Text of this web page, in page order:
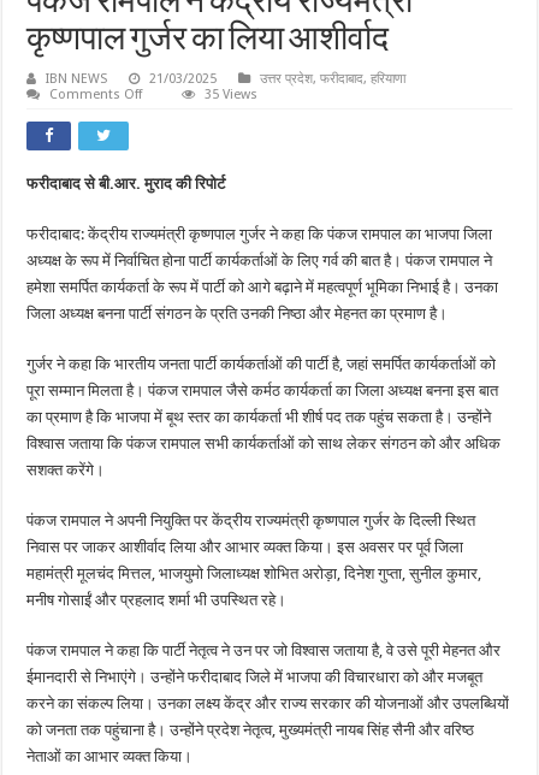
कृष्णपाल गुर्जर का लिया आशीर्वाद
IBN NEWS 21/03/2025 उत्तर प्रदेश,फरीदाबाद,हरियाणा
Comments Offon
राज्यमंत्री
कृष्णपाल
लिया
आशीर्वाद
35 Views
फरीदाबाद से बी.आर. मुराद की रिपोर्ट
फरीदाबाद: केंद्रीय राज्यमंत्री कृष्णपाल गुर्जर ने कहा कि पंकज रामपाल का भाजपा जिला
अध्यक्ष के रूप में निर्वाचित होना पार्टी कार्यकर्ताओं के लिए गर्व की बात है। पंकज रामपाल ने
हमेशा समर्पित कार्यकर्ता के रूप में पार्टी को आगे बढ़ाने में महत्वपूर्ण भूमिका निभाई है। उनका
जिला अध्यक्ष बनना पार्टी संगठन के प्रति उनकी निष्ठा और मेहनत का प्रमाण है।
गुर्जर ने कहा कि भारतीय जनता पार्टी कार्यकर्ताओं की पार्टी है, जहां समर्पित कार्यकर्ताओं को
पूरा सम्मान मिलता है। पंकज रामपाल जैसे कर्मठ कार्यकर्ता का जिला अध्यक्ष बनना इस बात
का प्रमाण है कि भाजपा में बूथ स्तर का कार्यकर्ता भी शीर्ष पद तक पहुंच सकता है। उन्होंने
विश्वास जताया कि पंकज रामपाल सभी कार्यकर्ताओं को साथ लेकर संगठन को और अधिक
सशक्त करेंगे।
पंकज रामपाल ने अपनी नियुक्ति पर केंद्रीय राज्यमंत्री कृष्णपाल गुर्जर के दिल्ली स्थित
निवास पर जाकर आशीर्वाद लिया और आभार व्यक्त किया। इस अवसर पर पूर्व जिला
महामंत्री मूलचंद मित्तल, भाजयुमो जिलाध्यक्ष शोभित अरोड़ा, दिनेश गुप्ता, सुनील कुमार,
मनीष गोसाईं और प्रहलाद शर्मा भी उपस्थित रहे।
पंकज रामपाल ने कहा कि पार्टी नेतृत्व ने उन पर जो विश्वास जताया है, वे उसे पूरी मेहनत और
ईमानदारी से निभाएंगे। उन्होंने फरीदाबाद जिले में भाजपा की विचारधारा को और मजबूत
करने का संकल्प लिया। उनका लक्ष्य केंद्र और राज्य सरकार की योजनाओं और उपलब्धियों
को जनता तक पहुंचाना है। उन्होंने प्रदेश नेतृत्व, मुख्यमंत्री नायब सिंह सैनी और वरिष्ठ
नेताओं का आभार व्यक्त किया।